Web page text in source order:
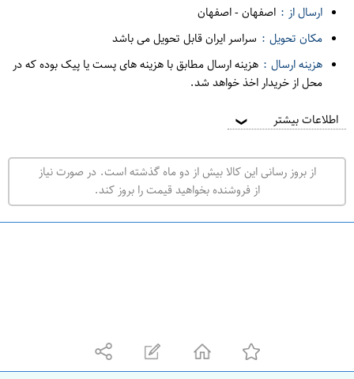
ف
ر
و
ش
ی
ت
ه
ر
ا
ارسال از : اصفهان-اصفهان
مکان تحویل : سراسر ایران قابل تحویل می باشد
هزینه ارسال : هزینه ارسال مطابق با هزینه های پست یا پیک بوده که در
محل از خریدار اخذ خواهد شد.
اطلاعات بیشتر ❯
از بروز رسانی این کالا بیش از دو ماه گذشته است. در صورت نیاز
از فروشنده بخواهید قیمت را بروز کند.